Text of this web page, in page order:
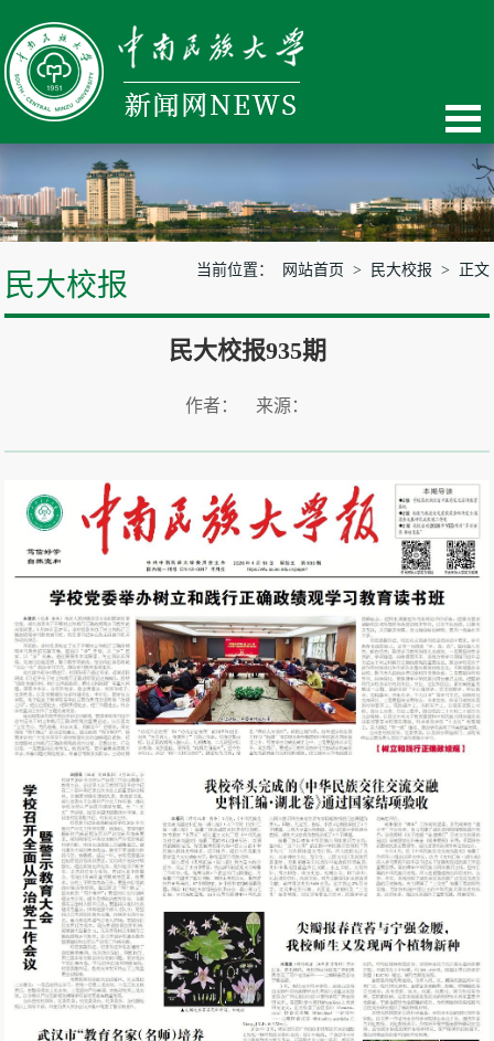
民大校报 当前位置： 网站首页 > 民大校报 > 正文
民大校报935期
作者： 来源：